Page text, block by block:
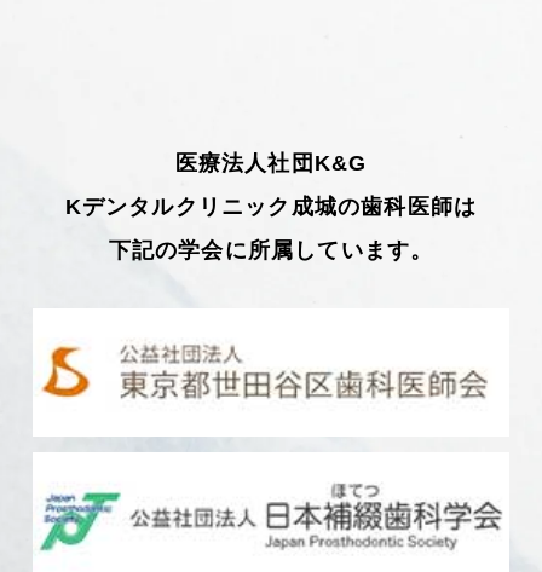
医療法人社団K&G
Kデンタルクリニック成城の歯科医師は
下記の学会に所属しています。